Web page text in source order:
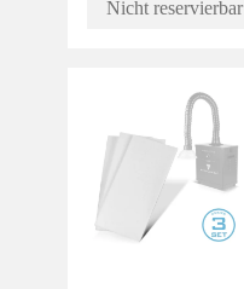
Nicht reservierbar